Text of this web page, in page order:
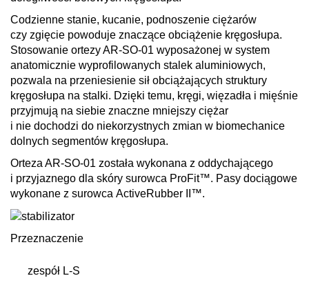
Codzienne stanie, kucanie, podnoszenie ciężarów
czy zgięcie powoduje znaczące obciążenie kręgosłupa.
Stosowanie ortezy AR-SO-01 wyposażonej w system
anatomicznie wyprofilowanych stalek aluminiowych,
pozwala na przeniesienie sił obciążających struktury
kręgosłupa na stalki. Dzięki temu, kręgi, więzadła i mięśnie
przyjmują na siebie znaczne mniejszy ciężar
i nie dochodzi do niekorzystnych zmian w biomechanice
dolnych segmentów kręgosłupa.
Orteza AR-SO-01 została wykonana z oddychającego
i przyjaznego dla skóry surowca ProFit™. Pasy dociągowe
wykonane z surowca ActiveRubber II™.
Przeznaczenie
zespół L-S